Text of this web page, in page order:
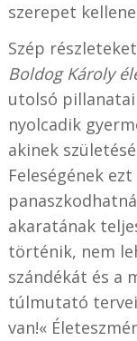
szerepet
Szép
Boldog Károly
utolsó
nyolcadik
akinek
Feleségének
akaratának
történik, nem
szándékát és a
túlmutató
van!«